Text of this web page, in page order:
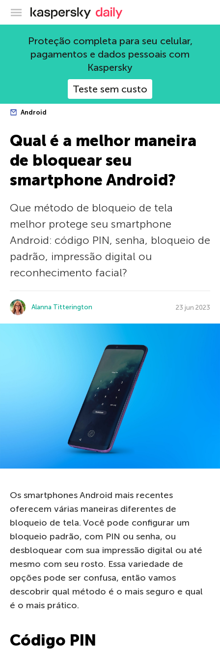
Blog oficial da Kaspersky
Proteção completa para seu celular,
pagamentos e dados pessoais com
Kaspersky
Teste sem custo
Android
Qual é a melhor maneira
de bloquear seu
smartphone Android?
Que método de bloqueio de tela
melhor protege seu smartphone
Android: código PIN, senha, bloqueio de
padrão, impressão digital ou
reconhecimento facial?
Alanna Titterington 23 jun 2023
Os smartphones Android mais recentes
oferecem várias maneiras diferentes de
bloqueio de tela. Você pode configurar um
bloqueio padrão, com PIN ou senha, ou
desbloquear com sua impressão digital ou até
mesmo com seu rosto. Essa variedade de
opções pode ser confusa, então vamos
descobrir qual método é o mais seguro e qual
é o mais prático.
Código PIN